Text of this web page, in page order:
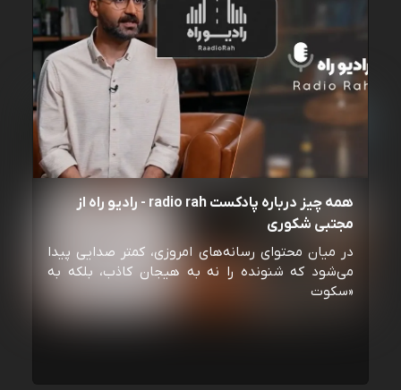
همه چیز درباره پادکست radio rah - رادیو راه از
مجتبی شکوری
در میان محتوای رسانه‌های امروزی، کمتر صدایی پیدا
می‌شود که شنونده را نه به هیجان کاذب، بلکه به
«سکوت